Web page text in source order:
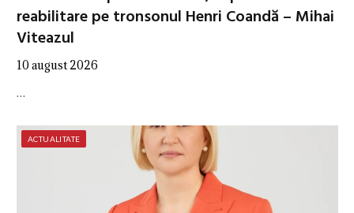
reabilitare pe tronsonul Henri Coandă – Mihai
Viteazul
10 august 2026
…
ACTUALITATE